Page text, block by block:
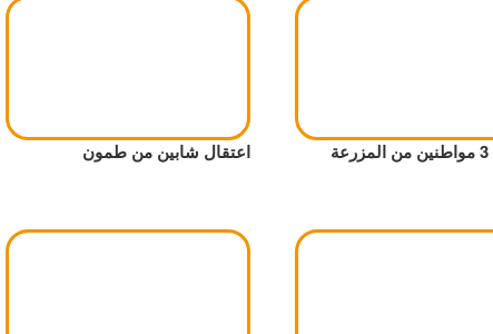
اعتقال 3 مواطنين من المزرعة
اعتقال شابين من طمون